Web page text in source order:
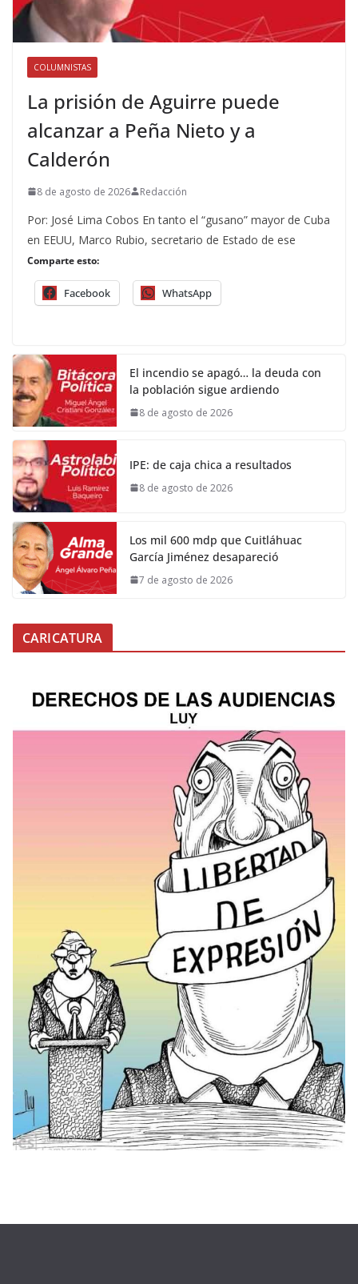
COLUMNISTAS
La prisión de Aguirre puede
alcanzar a Peña Nieto y a
Calderón
8 de agosto de 2026 Redacción
Por: José Lima Cobos En tanto el “gusano” mayor de Cuba
en EEUU, Marco Rubio, secretario de Estado de ese
Comparte esto:
Facebook WhatsApp
El incendio se apagó… la deuda con
la población sigue ardiendo
8 de agosto de 2026
IPE: de caja chica a resultados
8 de agosto de 2026
Los mil 600 mdp que Cuitláhuac
García Jiménez desapareció
7 de agosto de 2026
CARICATURA